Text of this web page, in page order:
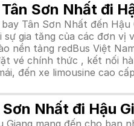
Sơn Nhất đi
Tân Sơn Nhất đến
sự gia tăng của các đơn
nền tảng redBus Việt
vé chính thức , kết nối
đến xe limousine cao
Sơn Nhất đi Hậu
Giang mang đến cho bạn